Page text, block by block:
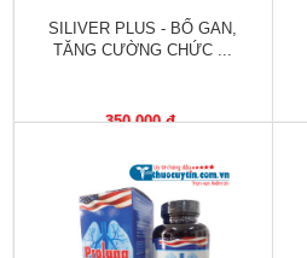
Làm
Oxy
Ăn
ngon,
ngủ
SILIVER PLUS - BỔ GAN,
TĂNG CƯỜNG CHỨC ...
350,000 đ